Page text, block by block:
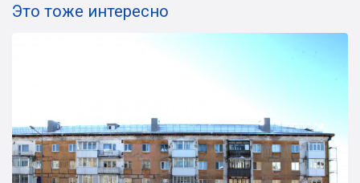
Это тоже интересно